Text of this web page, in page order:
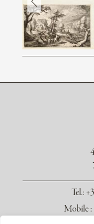
Tel.:
Mobile :